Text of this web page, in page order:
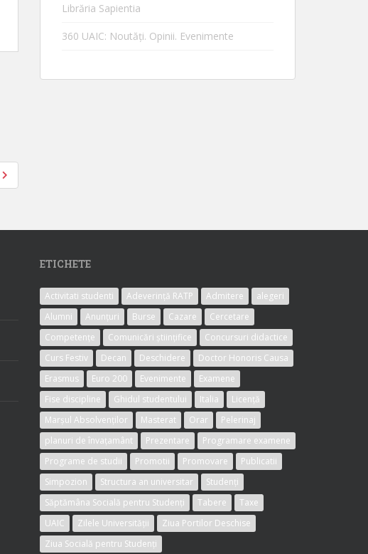
Librăria Sapientia
360 UAIC: Noutăţi. Opinii. Evenimente
ETICHETE
Activitati studenti Adeverință RATP Admitere
alegeri
Alumni
Anunțuri Burse Cazare
Cercetare
Competențe
Comunicări științifice
Concursuri didactice
Curs Festiv
Decan Deschidere
Doctor Honoris Causa
Erasmus
Euro 200 Evenimente
Examene
Fise discipline
Ghidul studentului Italia
Licență
Marșul Absolvenților
Masterat Orar
Pelerinaj
planuri de învațamânt
Prezentare
Programare examene
Programe de studii
Promotii Promovare
Publicatii
Simpozion
Structura an universitar
Studenți
Săptămâna Socială pentru Studenți
Tabere
Taxe
UAIC
Zilele Universității
Ziua Portilor Deschise
Ziua Socială pentru Studenți